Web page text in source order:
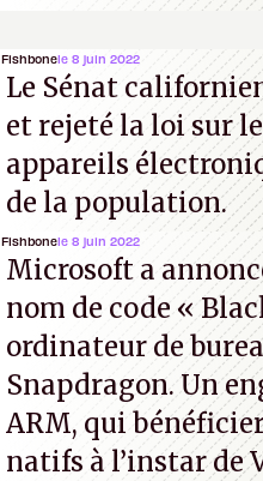
Fishbonele 8 juin 2022
Le Sénat
et rejeté la loi sur
appareils
de la population.
Fishbonele 8 juin 2022
Microsoft a
nom de code «
ordinateur de
Snapdragon. Un
ARM, qui
natifs à l’instar de